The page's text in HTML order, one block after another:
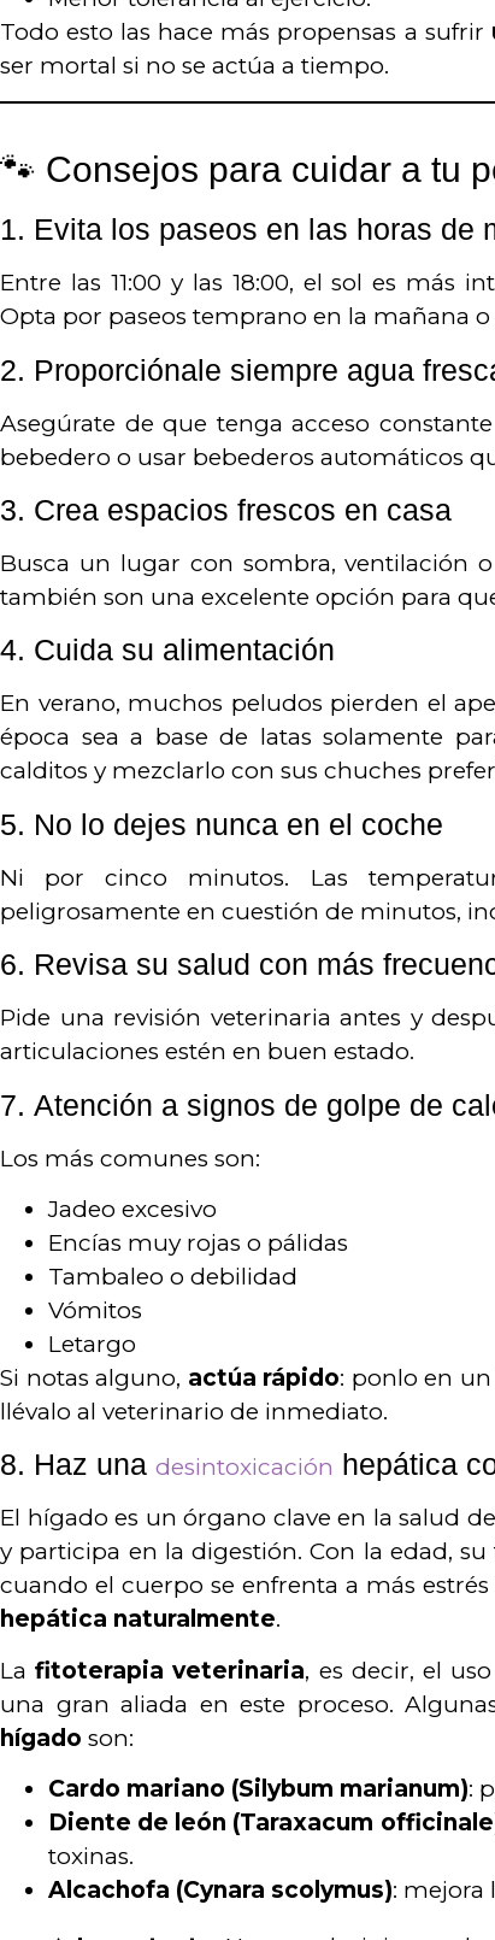
Todo esto las hace más propensas a sufrir
ser mortal si no se actúa a tiempo.
🐾 Consejos para cuidar a tu
1. Evita los paseos en las horas de
Entre las 11:00 y las 18:00, el sol es más
Opta por paseos temprano en la mañana
2. Proporciónale siempre agua
Asegúrate de que tenga acceso
bebedero o usar bebederos automáticos
3. Crea espacios frescos en casa
Busca un lugar con sombra, ventilación
también son una excelente opción para
4. Cuida su alimentación
En verano, muchos peludos pierden el
época sea a base de latas solamente
calditos y mezclarlo con sus chuches
5. No lo dejes nunca en el coche
Ni por cinco minutos. Las
peligrosamente en cuestión de minutos,
6. Revisa su salud con más
Pide una revisión veterinaria antes y
articulaciones estén en buen estado.
7. Atención a signos de golpe de
Los más comunes son:
Jadeo excesivo
Encías muy rojas o pálidas
Tambaleo o debilidad
Vómitos
Letargo
Si notas alguno, actúa rápido: ponlo en
llévalo al veterinario de inmediato.
8. Haz una desintoxicación hepática
El hígado es un órgano clave en la salud
y participa en la digestión. Con la edad,
cuando el cuerpo se enfrenta a más
hepática naturalmente.
Lafitoterapia veterinaria, es decir, el
una gran aliada en este proceso.
hígado son:
Cardo mariano (Silybum marianum):
Diente de león (Taraxacum
toxinas.
Alcachofa (Cynara scolymus): mejora